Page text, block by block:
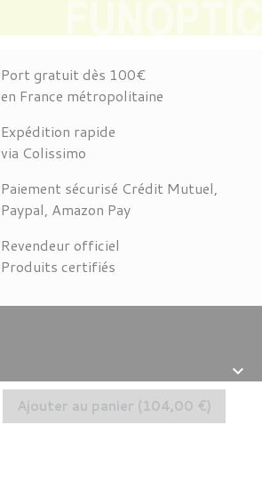
Ajouter au panier (104,00 €)
Port gratuit dès 100€
en France métropolitaine
Expédition rapide
via Colissimo
Paiement sécurisé Crédit Mutuel,
Paypal, Amazon Pay
Revendeur officiel
Produits certifiés